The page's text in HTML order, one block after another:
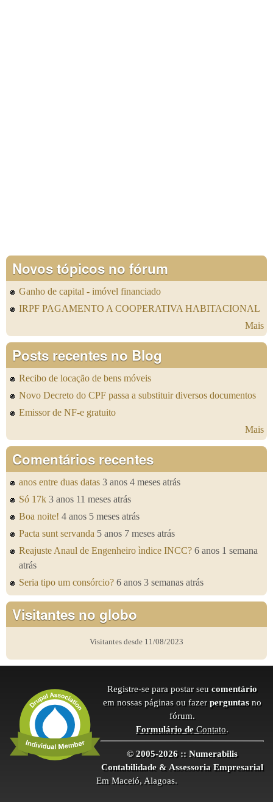
Novos tópicos no fórum
Ganho de capital - imóvel financiado
IRPF PAGAMENTO A COOPERATIVA HABITACIONAL
Mais
Posts recentes no Blog
Recibo de locação de bens móveis
Novo Decreto do CPF passa a substituir diversos documentos
Emissor de NF-e gratuito
Mais
Comentários recentes
anos entre duas datas 3 anos 4 meses atrás
Só 17k 3 anos 11 meses atrás
Boa noite! 4 anos 5 meses atrás
Pacta sunt servanda 5 anos 7 meses atrás
Reajuste Anaul de Engenheiro ìndice INCC? 6 anos 1 semana
atrás
Seria tipo um consórcio? 6 anos 3 semanas atrás
Visitantes no globo
Visitantes desde 11/08/2023
Registre-se para postar seu comentário
em nossas páginas ou fazer perguntas no
fórum.
Formulário deContato.
© 2005-2026 :: Numerabilis
Contabilidade & Assessoria Empresarial
Em Maceió, Alagoas.